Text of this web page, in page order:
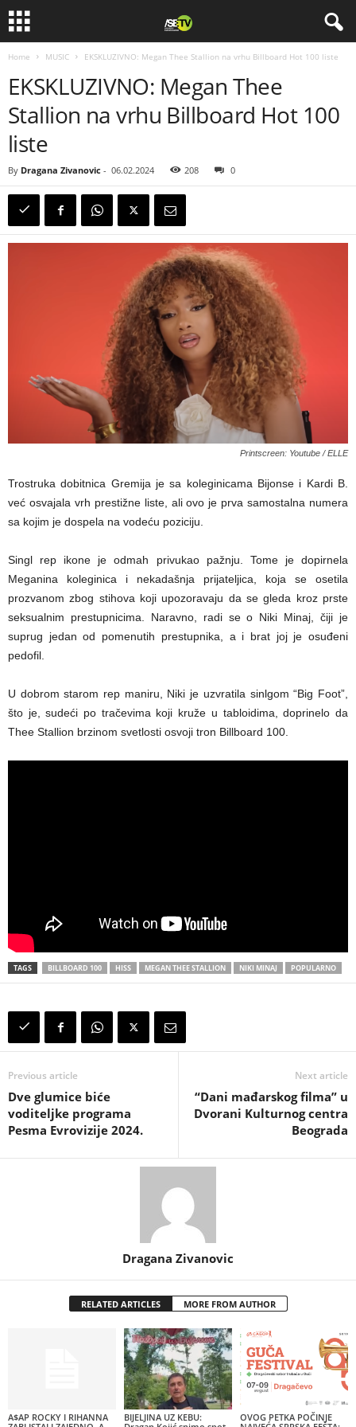
Home MUSIC EKSKLUZIVNO: Megan Thee Stallion na vrhu Billboard Hot 100 liste
EKSKLUZIVNO: Megan Thee
Stallion na vrhu Billboard Hot 100
liste
By Dragana Zivanovic - 06.02.2024 208 0
Printscreen: Youtube / ELLE
Trostruka dobitnica Gremija je sa koleginicama Bijonse i Kardi B.
već osvajala vrh prestižne liste, ali ovo je prva samostalna numera
sa kojim je dospela na vodeću poziciju.
Singl rep ikone je odmah privukao pažnju. Tome je dopirnela
Meganina koleginica i nekadašnja prijateljica, koja se osetila
prozvanom zbog stihova koji upozoravaju da se gleda kroz prste
seksualnim prestupnicima. Naravno, radi se o Niki Minaj, čiji je
suprug jedan od pomenutih prestupnika, a i brat joj je osuđeni
pedofil.
U dobrom starom rep maniru, Niki je uzvratila sinlgom “Big Foot”,
što je, sudeći po tračevima koji kruže u tabloidima, doprinelo da
Thee Stallion brzinom svetlosti osvoji tron Billboard 100.
TAGS BILLBOARD 100 HISS MEGAN THEE STALLION NIKI MINAJ POPULARNO
Previous article
Dve glumice biće
voditeljke programa
Pesma Evrovizije 2024.
Next article
“Dani mađarskog filma” u
Dvorani Kulturnog centra
Beograda
Dragana Zivanovic
RELATED ARTICLES MORE FROM AUTHOR
A$AP ROCKY I RIHANNA
BIJELJINA UZ KEBU:
OVOG PETKA POČINJE